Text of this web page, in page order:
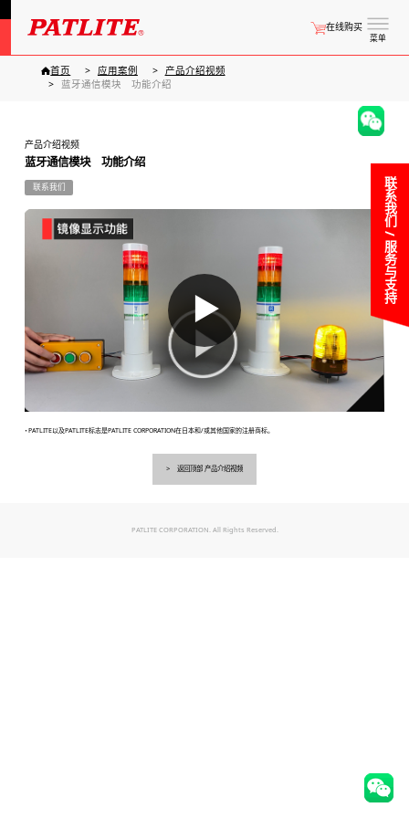
菜单
在线购买
联系我们 / 服务与支持
首页 应用案例
产品介绍视频
蓝牙通信模块 功能介绍
产品介绍视频
蓝牙通信模块 功能介绍
联系我们
▶
・PATLITE以及PATLITE标志是PATLITE CORPORATION在日本和/或其他国家的注册商标。
返回顶部 产品介绍视频
PATLITE CORPORATION. All Rights Reserved.